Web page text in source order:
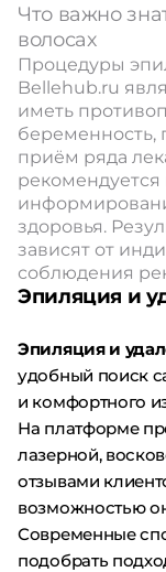
Что важно
волосах
Процедуры
Bellehub.ru
иметь
беременность,
приём ряда
рекомендуется
здоровья.
зависят от
соблюдения
Эпиляция и
Эпиляция и
удобный поиск
и комфортного
На платформе
лазерной,
отзывами
возможностью
Современные
подобрать